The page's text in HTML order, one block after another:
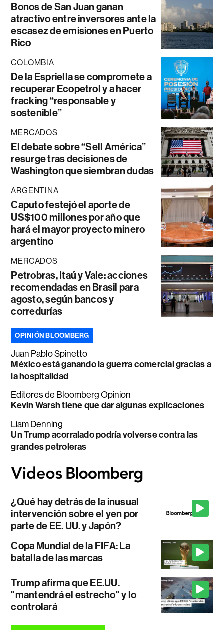
Bonos de San Juan ganan
atractivo entre inversores ante la
escasez de emisiones en Puerto
Rico
COLOMBIA
De la Espriella se compromete a
recuperar Ecopetrol y a hacer
fracking “responsable y
sostenible”
MERCADOS
El debate sobre “Sell América”
resurge tras decisiones de
Washington que siembran dudas
ARGENTINA
Caputo festejó el aporte de
US$100 millones por año que
hará el mayor proyecto minero
argentino
MERCADOS
Petrobras, Itaú y Vale: acciones
recomendadas en Brasil para
agosto, según bancos y
corredurías
OPINIÓN BLOOMBERG
Juan Pablo Spinetto
México está ganando la guerra comercial gracias a
la hospitalidad
Editores de Bloomberg Opinion
Kevin Warsh tiene que dar algunas explicaciones
Liam Denning
Un Trump acorralado podría volverse contra las
grandes petroleras
¿Qué hay detrás de la inusual
intervención sobre el yen por
parte de EE. UU. y Japón?
Copa Mundial de la FIFA: La
batalla de las marcas
Trump afirma que EE.UU.
"mantendrá el estrecho" y lo
controlará